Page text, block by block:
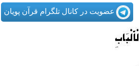
عضویت در کانال تلگرام قرآن پویان